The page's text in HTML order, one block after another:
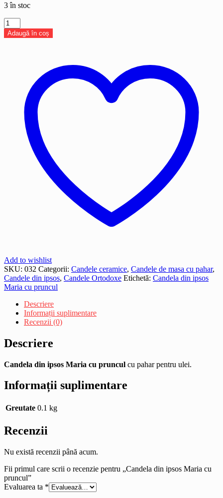
3 în stoc
Cantitate
Candela
din
Adaugă în coș
Add to wishlist
SKU: 032 Categorii: Candele ceramice, Candele de masa cu pahar,
Candele din ipsos, Candele Ortodoxe Etichetă: Candela din ipsos
Maria cu pruncul
Descriere
Informații suplimentare
Recenzii (0)
Descriere
Candela din ipsos Maria cu pruncul cu pahar pentru ulei.
Informații suplimentare
Greutate 0.1 kg
Recenzii
Nu există recenzii până acum.
Fii primul care scrii o recenzie pentru „Candela din ipsos Maria cu
pruncul”
Evaluarea ta *